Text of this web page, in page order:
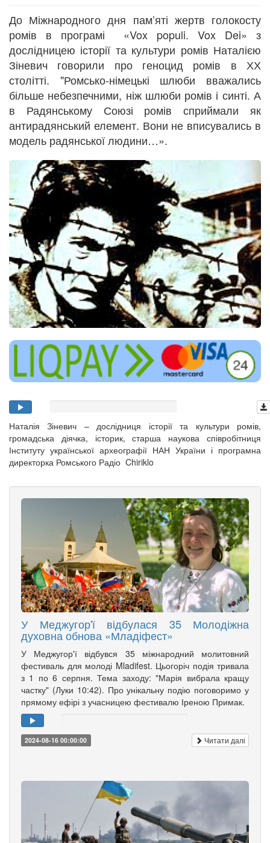
До Міжнародного дня пам’яті жертв голокосту
ромів в програмі «Vox populi. Vox Dei» з
дослідницею історії та культури ромів Наталією
Зіневич говорили про геноцид ромів в ХХ
столітті. "Ромсько-німецькі шлюби вважались
більше небезпечними, ніж шлюби ромів і синті. А
в Радянському Союзі ромів сприймали як
антирадянський елемент. Вони не вписувались в
модель радянської людини…».
Наталія Зіневич – дослідниця історії та культури ромів,
громадська діячка, історик, старша наукова співробітниця
Інституту української археографії НАН України і програмна
директорка Ромського Радіо Chiriklo
У Меджугор'ї відбулася 35 Молодіжна
духовна обнова «Младіфест»
У Меджугор'ї відбувся 35 міжнародний молитовний
фестиваль для молоді Mladifest. Цьогоріч подія тривала
з 1 по 6 серпня. Тема заходу: "Марія вибрала кращу
частку" (Луки 10:42). Про унікальну подію поговоримо у
прямому ефірі з учасницею фестивалю Іреною Примак.
2024-08-16 00:00:00 Читати далі